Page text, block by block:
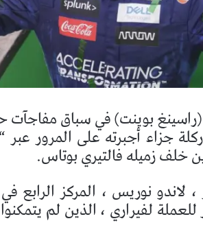
بوينت) في سباق
جزاء أجبرته على المرور عبر
خلف زميله فالتيري بوتاس.
لاندو نوريس ، المركز الرابع